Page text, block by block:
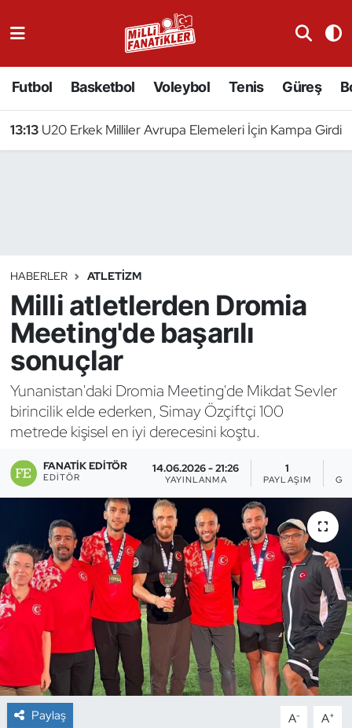
Futbol Basketbol Voleybol Tenis Güreş
13:13 U20 Erkek Milliler Avrupa Elemeleri İçin Kampa Girdi
HABERLER ATLETIZM
Milli atletlerden Dromia
Meeting'de başarılı
sonuçlar
Yunanistan'daki Dromia Meeting'de Mikdat Sevler
birincilik elde ederken, Simay Özçiftçi 100
metrede kişisel en iyi derecesini koştu.
FANATIK EDITÖR
EDITÖR
14.06.2026 - 21:26
YAYINLANMA
1
PAYLAŞIM
Paylaş A- A+
Badminton
Binicilik
Bisiklet
Bocce Bowling Dart
Boks
Briç
Buz Hokeyi
Buz Pateni
Çim Hokeyi
Cimnastik
Curling
Dağcılık